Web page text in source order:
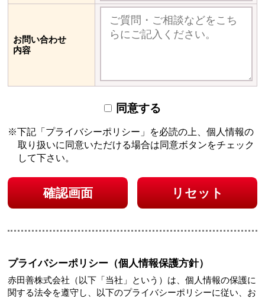
お問い合わせ
内容
同意する
下記「プライバシーポリシー」を必読の上、個人情報の
取り扱いに同意いただける場合は同意ボタンをチェック
して下さい。
確認画面 リセット
プライバシーポリシー（個人情報保護方針）
赤田善株式会社（以下「当社」という）は、個人情報の保護に
関する法令を遵守し、以下のプライバシーポリシーに従い、お